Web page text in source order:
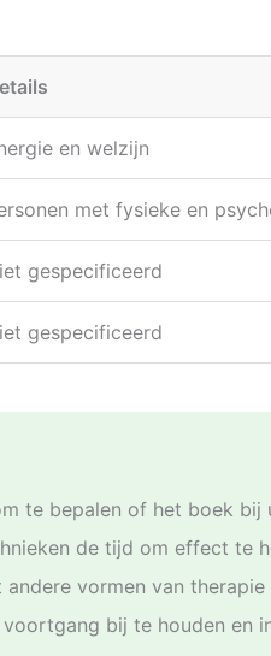
en welzijn
met fysieke en
gespecificeerd
gespecificeerd
te bepalen of het boek bij
de tijd om effect te
vormen van
bij te houden en